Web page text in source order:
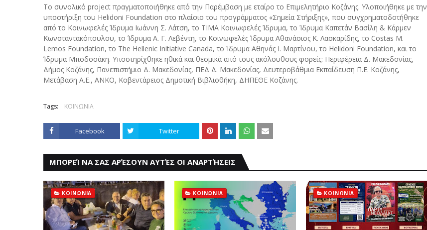
Το συνολικό project πραγματοποιήθηκε από την Παρέμβαση με εταίρο το Επιμελητήριο Κοζάνης. Υλοποιήθηκε με την
υποστήριξη του Helidoni Foundation στο πλαίσιο του προγράμματος «Σημεία Στήριξης», που συγχρηματοδοτήθηκε
από το Κοινωφελές Ίδρυμα Ιωάννη Σ. Λάτση, το ΤΙΜΑ Κοινωφελές Ίδρυμα, το Ίδρυμα Καπετάν Βασίλη & Κάρμεν
Κωνσταντακόπουλου, το Ίδρυμα Α. Γ. Λεβέντη, το Κοινωφελές Ίδρυμα Αθανάσιος Κ. Λασκαρίδης, το Costas M.
Lemos Foundation, το The Hellenic Initiative Canada, το Ίδρυμα Αθηνάς Ι. Μαρτίνου, το Helidoni Foundation, και το
Ίδρυμα Μποδοσάκη. Υποστηρίχθηκε ηθικά και θεσμικά από τους ακόλουθους φορείς: Περιφέρεια Δ. Μακεδονίας,
Δήμος Κοζάνης, Πανεπιστήμιο Δ. Μακεδονίας, ΠΕΔ Δ. Μακεδονίας, Δευτεροβάθμια Εκπαίδευση Π.Ε. Κοζάνης,
Μετάβαση Α.Ε., ΑΝΚΟ, Κοβεντάρειος Δημοτική Βιβλιοθήκη, ΔΗΠΕΘΕ Κοζάνης.
Tags: ΚΟΙΝΩΝΙΑ
Facebook Twitter
ΜΠΟΡΕΊ ΝΑ ΣΑΣ ΑΡΈΣΟΥΝ ΑΥΤΈΣ ΟΙ ΑΝΑΡΤΉΣΕΙΣ
ΚΟΙΝΩΝΙΑ ΚΟΙΝΩΝΙΑ ΚΟΙΝΩΝΙΑ